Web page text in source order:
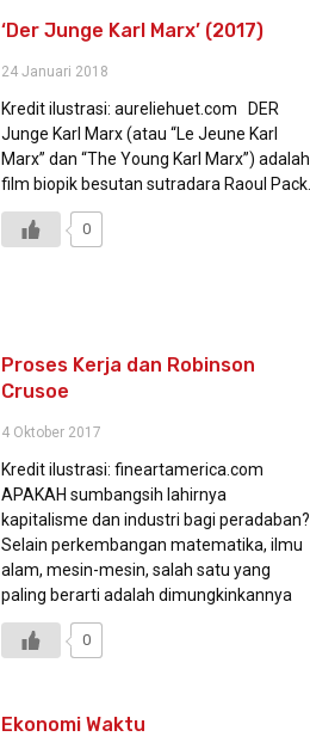
‘Der Junge Karl Marx’ (2017)
24 Januari 2018
Kredit ilustrasi: aureliehuet.com DER
Junge Karl Marx (atau “Le Jeune Karl
Marx” dan “The Young Karl Marx”) adalah
film biopik besutan sutradara Raoul Pack.
0
Proses Kerja dan Robinson
Crusoe
4 Oktober 2017
Kredit ilustrasi: fineartamerica.com
APAKAH sumbangsih lahirnya
kapitalisme dan industri bagi peradaban?
Selain perkembangan matematika, ilmu
alam, mesin-mesin, salah satu yang
paling berarti adalah dimungkinkannya
0
Ekonomi Waktu